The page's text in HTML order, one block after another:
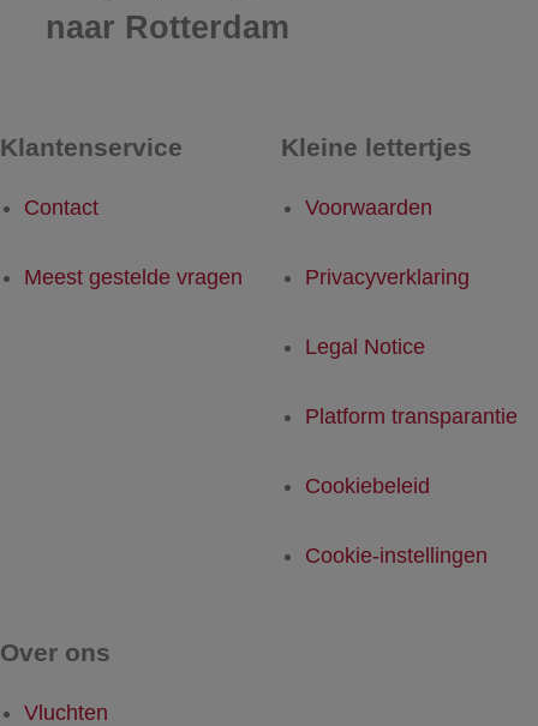
naar Rotterdam
Klantenservice
Contact
Meest gestelde vragen
Kleine lettertjes
Voorwaarden
Privacyverklaring
Legal Notice
Platform transparantie
Cookiebeleid
Cookie-instellingen
Over ons
Vluchten